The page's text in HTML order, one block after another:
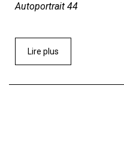
Autoportrait 44
Lire plus